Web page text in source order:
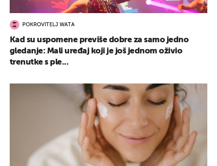
POKROVITELJ WATA
Kad su uspomene previše dobre za samo jedno
gledanje: Mali uređaj koji je još jednom oživio
trenutke s ple...